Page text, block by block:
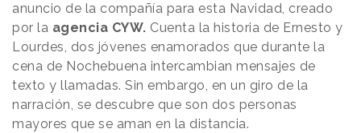
anuncio de la compañía para esta Navidad, creado
por la agencia CYW. Cuenta la historia de Ernesto y
Lourdes, dos jóvenes enamorados que durante la
cena de Nochebuena intercambian mensajes de
texto y llamadas. Sin embargo, en un giro de la
narración, se descubre que son dos personas
mayores que se aman en la distancia.